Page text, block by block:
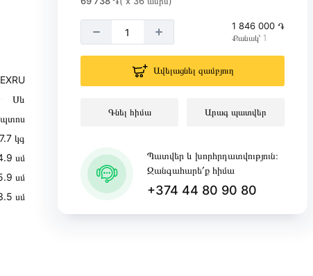
Սև
կգ
սմ
սմ
սմ
1 846 000 ֏
Քանակ՝ 1
Ավելացնել զամբյուղ
Գնել հիմա Արագ պատվեր
Պատվեր և խորհրդատվություն։
Զանգահարե՛ք հիմա
+374 44 80 90 80